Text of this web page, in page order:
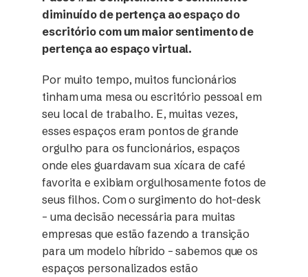
diminuído de pertença ao espaço do
escritório com um maior sentimento de
pertença ao espaço virtual.
Por muito tempo, muitos funcionários
tinham uma mesa ou escritório pessoal em
seu local de trabalho. E, muitas vezes,
esses espaços eram pontos de grande
orgulho para os funcionários, espaços
onde eles guardavam sua xícara de café
favorita e exibiam orgulhosamente fotos de
seus filhos. Com o surgimento do hot-desk
– uma decisão necessária para muitas
empresas que estão fazendo a transição
para um modelo híbrido – sabemos que os
espaços personalizados estão